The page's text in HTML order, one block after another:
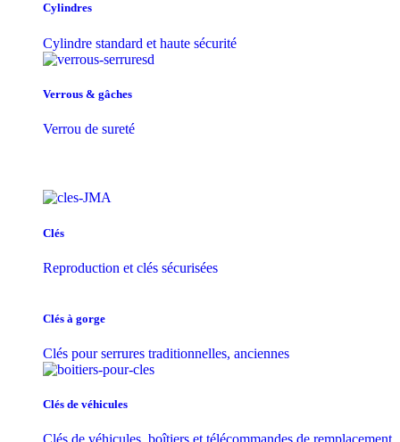
Cylindres
Cylindre standard et haute sécurité
Verrous & gâches
Verrou de sureté
Clés
Reproduction et clés sécurisées
Clés à gorge
Clés pour serrures traditionnelles, anciennes
Clés de véhicules